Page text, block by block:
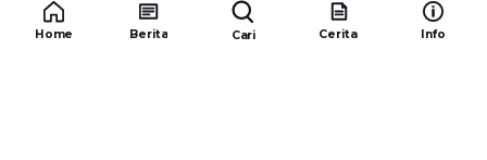
10 Film Indonesia Tayang November 2024, Ada Film
Wulan Guritno! (352,097)
Home Berita Cari Cerita Info